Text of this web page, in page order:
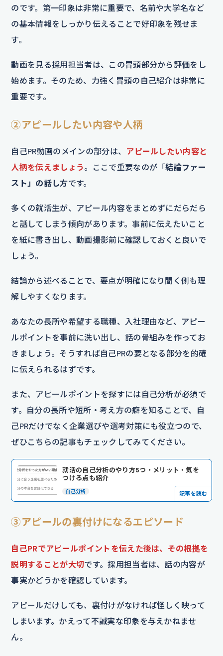
のです。第一印象は非常に重要で、名前や大学名など
の基本情報をしっかり伝えることで好印象を残せま
す。
動画を見る採用担当者は、この冒頭部分から評価をし
始めます。そのため、力強く冒頭の自己紹介は非常に
重要です。
②アピールしたい内容や人柄
自己PR動画のメインの部分は、 アピールしたい内容と
人柄を伝えましょう 。ここで重要なのが「結論ファー
スト」の話し方です。
多くの就活生が、アピール内容をまとめずにだらだら
と話してしまう傾向があります。事前に伝えたいこと
を紙に書き出し、動画撮影前に確認しておくと良いで
しょう。
結論から述べることで、要点が明確になり聞く側も理
解しやすくなります。
あなたの長所や希望する職種、入社理由など、アピー
ルポイントを事前に洗い出し、話の骨組みを作ってお
きましょう。そうすれば自己PRの要となる部分を的確
に伝えられるはずです。
また、アピールポイントを探すには自己分析が必須で
す。自分の長所や短所・考え方の癖を知ることで、自
己PRだけでなく企業選びや選考対策にも役立つので、
ぜひこちらの記事もチェックしてみてください。
就活の自己分析のやり方5つ・メリット・気を
つける点も紹介
自己分析 記事を読む
③アピールの裏付けになるエピソード
自己PRでアピールポイントを伝えた後は、その根拠を
説明することが大切です。採用担当者は、話の内容が
事実かどうかを確認しています。
アピールだけしても、裏付けがなければ怪しく映って
しまいます。かえって不誠実な印象を与えかねませ
ん。